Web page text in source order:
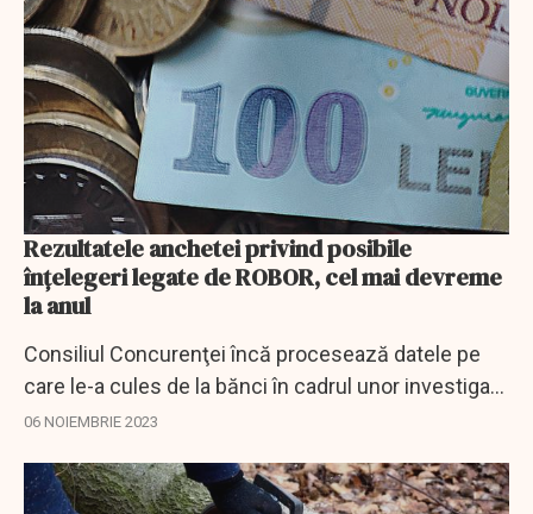
Rezultatele anchetei privind posibile
înţelegeri legate de ROBOR, cel mai devreme
la anul
Consiliul Concurenţei încă procesează datele pe
care le-a cules de la bănci în cadrul unor investigaţii
privind posibile înţelegeri în ceea ce priveşte
06 NOIEMBRIE 2023